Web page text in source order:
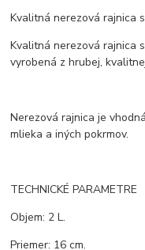
Kvalitná nerezová rajnica
Kvalitná nerezová rajnica
vyrobená z hrubej,
Nerezová rajnica je
mlieka a iných pokrmov.
TECHNICKÉ PARAMETRE
Objem: 2 L.
Priemer: 16 cm.